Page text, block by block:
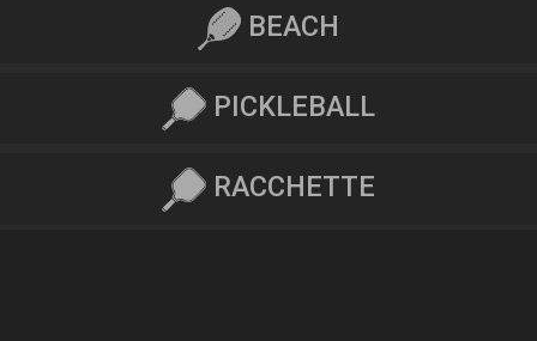
BEACH
PICKLEBALL
RACCHETTE